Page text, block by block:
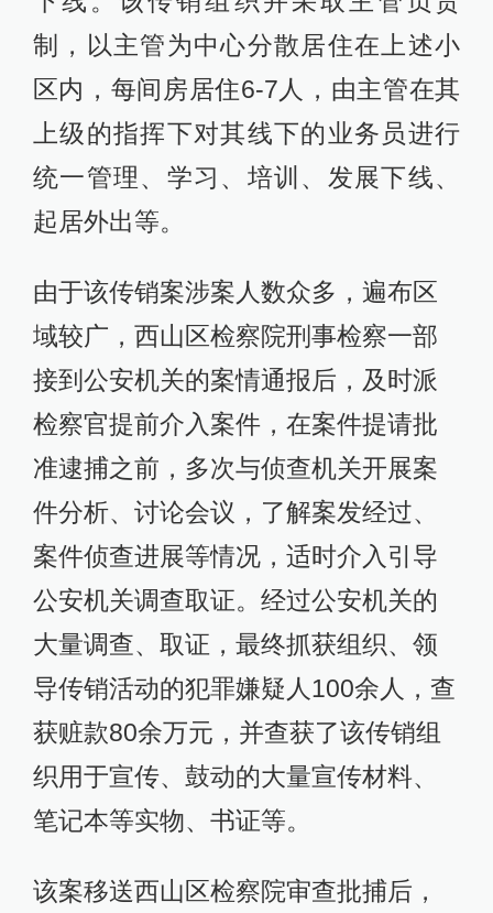
制，以主管为中心分散居住在上述小
区内，每间房居住6-7人，由主管在其
上级的指挥下对其线下的业务员进行
统一管理、学习、培训、发展下线、
起居外出等。
由于该传销案涉案人数众多，遍布区
域较广，西山区检察院刑事检察一部
接到公安机关的案情通报后，及时派
检察官提前介入案件，在案件提请批
准逮捕之前，多次与侦查机关开展案
件分析、讨论会议，了解案发经过、
案件侦查进展等情况，适时介入引导
公安机关调查取证。经过公安机关的
大量调查、取证，最终抓获组织、领
导传销活动的犯罪嫌疑人100余人，查
获赃款80余万元，并查获了该传销组
织用于宣传、鼓动的大量宣传材料、
笔记本等实物、书证等。
该案移送西山区检察院审查批捕后，